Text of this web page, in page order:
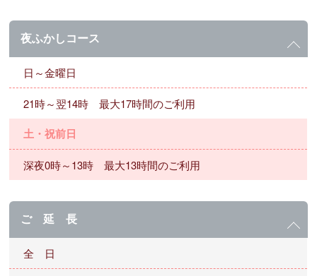
夜ふかしコース
日～金曜日
21時～翌14時 最大17時間のご利用
土・祝前日
深夜0時～13時 最大13時間のご利用
ご 延 長
全 日